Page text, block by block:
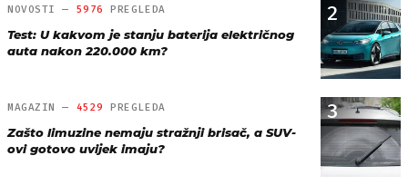
2
NOVOSTI — 5976 PREGLEDA
Test: U kakvom je stanju baterija električnog
auta nakon 220.000 km?
3
MAGAZIN — 4529 PREGLEDA
Zašto limuzine nemaju stražnji brisač, a SUV-
ovi gotovo uvijek imaju?